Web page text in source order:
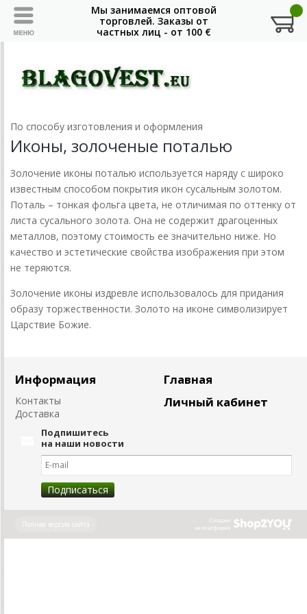
По способу изготовления и оформления
Иконы, золоченые поталью
Золочение иконы поталью используется наряду с широко
известным способом покрытия икон сусальным золотом.
Поталь – тонкая фольга цвета, не отличимая по оттенку от
листа сусального золота. Она не содержит драгоценных
металлов, поэтому стоимость ее значительно ниже. Но
качество и эстетические свойства изображения при этом
не теряются.
Золочение иконы издревле использовалось для придания
образу торжественности. Золото на иконе символизирует
Царствие Божие.
Информация
Контакты
Доставка
Главная
Личный кабинет
Подпишитесь
на наши новости
Создано
на платформе
Полная версия сайта